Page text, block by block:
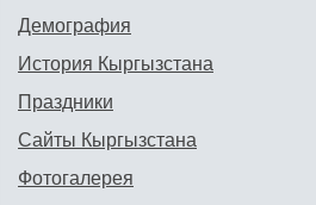
Демография
История Кыргызстана
Праздники
Сайты Кыргызстана
Фотогалерея